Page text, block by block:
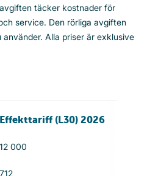
täcker kostnader för
service. Den rörliga avgiften
Alla priser är exklusive
Effekttariff (L30) 2026
12 000
712